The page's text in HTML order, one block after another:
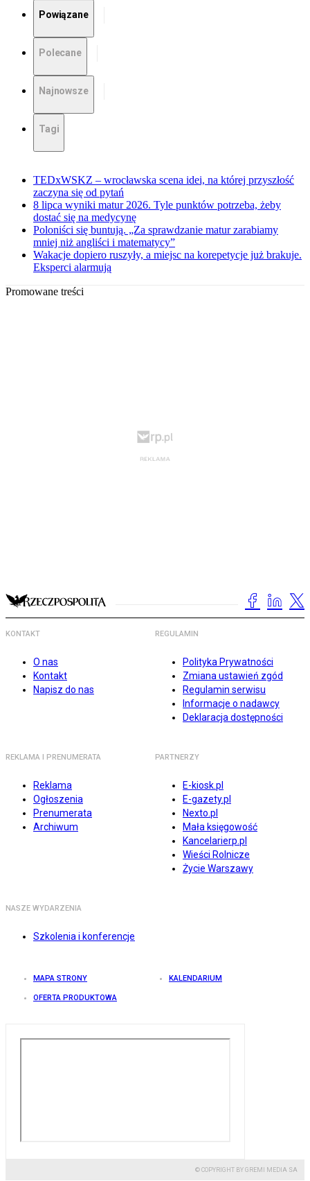
Powiązane
Polecane
Najnowsze
Tagi
TEDxWSKZ – wrocławska scena idei, na której przyszłość
zaczyna się od pytań
8 lipca wyniki matur 2026. Tyle punktów potrzeba, żeby
dostać się na medycynę
Poloniści się buntują. „Za sprawdzanie matur zarabiamy
mniej niż angliści i matematycy”
Wakacje dopiero ruszyły, a miejsc na korepetycje już brakuje.
Eksperci alarmują
Promowane treści
KONTAKT
O nas
Kontakt
Napisz do nas
REGULAMIN
Polityka Prywatności
Zmiana ustawień zgód
Regulamin serwisu
Informacje o nadawcy
Deklaracja dostępności
REKLAMA I PRENUMERATA
Reklama
Ogłoszenia
Prenumerata
Archiwum
PARTNERZY
E-kiosk.pl
E-gazety.pl
Nexto.pl
Mała księgowość
Kancelarierp.pl
Wieści Rolnicze
Życie Warszawy
NASZE WYDARZENIA
Szkolenia i konferencje
MAPA STRONY KALENDARIUM
OFERTA PRODUKTOWA
© COPYRIGHT BY GREMI MEDIA SA